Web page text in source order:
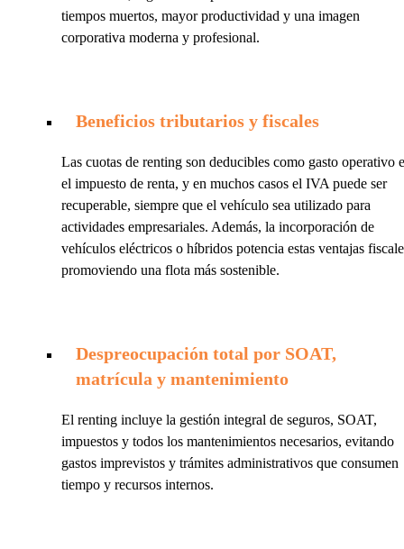
tiempos muertos, mayor productividad y una imagen
corporativa moderna y profesional.
Beneficios tributarios y fiscales
Las cuotas de renting son deducibles como gasto operativo
el impuesto de renta, y en muchos casos el IVA puede ser
recuperable, siempre que el vehículo sea utilizado para
actividades empresariales. Además, la incorporación de
vehículos eléctricos o híbridos potencia estas ventajas
promoviendo una flota más sostenible.
Despreocupación total por SOAT,
matrícula y mantenimiento
El renting incluye la gestión integral de seguros, SOAT,
impuestos y todos los mantenimientos necesarios, evitando
gastos imprevistos y trámites administrativos que consumen
tiempo y recursos internos.